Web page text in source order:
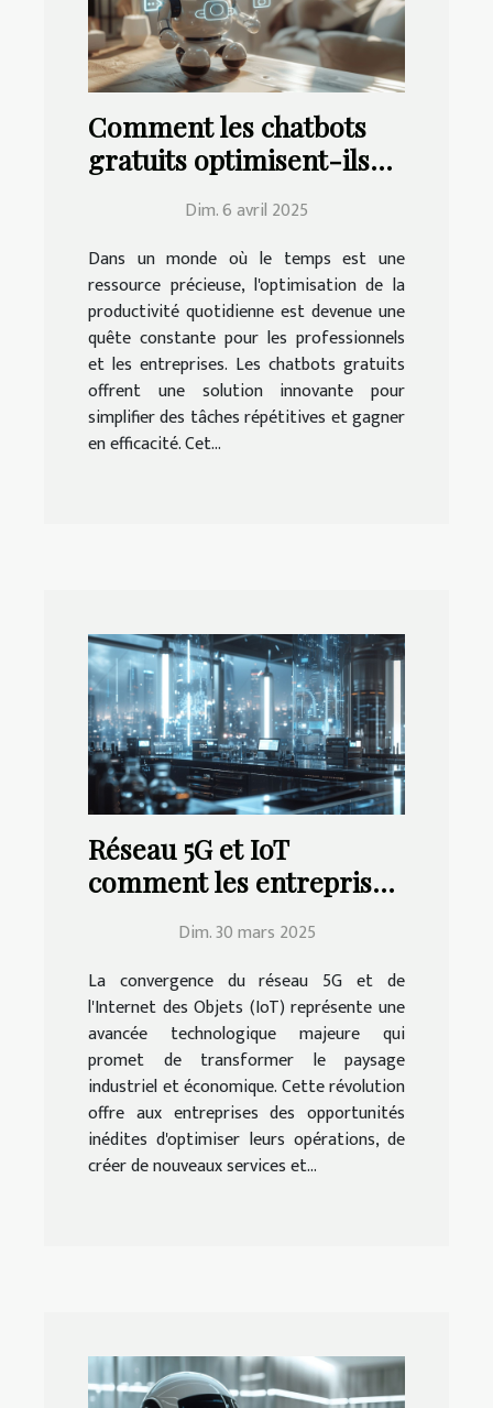
Comment les chatbots
gratuits optimisent-ils
quotidienne ?
Dim. 6 avril 2025
Dans un monde où le temps est une
ressource précieuse, l'optimisation de la
productivité quotidienne est devenue une
quête constante pour les professionnels
et les entreprises. Les chatbots gratuits
offrent une solution innovante pour
simplifier des tâches répétitives et gagner
en efficacité. Cet...
Réseau 5G et IoT
comment les entreprises
cette révolution
Dim. 30 mars 2025
La convergence du réseau 5G et de
l'Internet des Objets (IoT) représente une
avancée technologique majeure qui
promet de transformer le paysage
industriel et économique. Cette révolution
offre aux entreprises des opportunités
inédites d'optimiser leurs opérations, de
créer de nouveaux services et...